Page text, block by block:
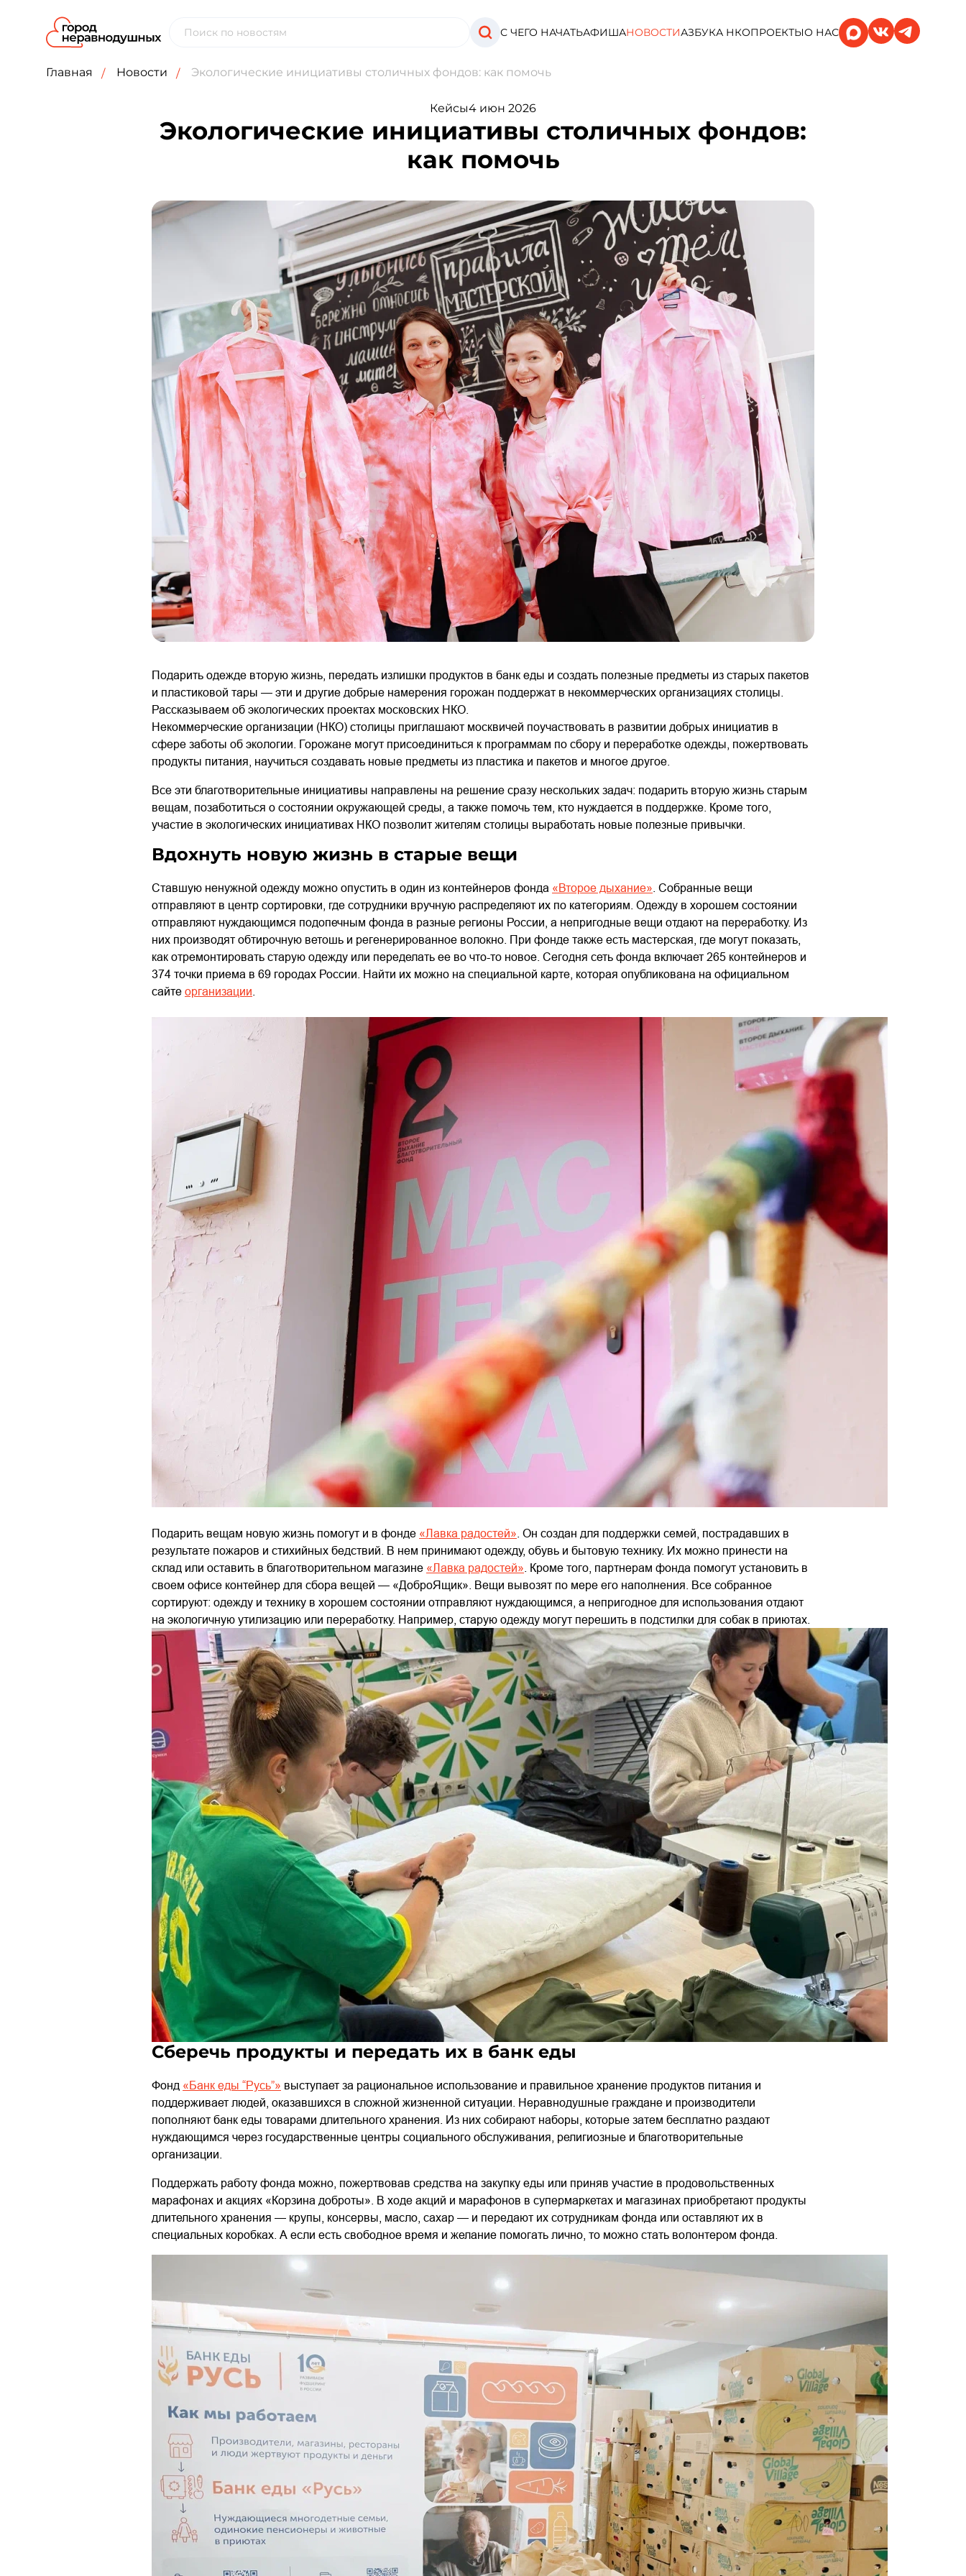
С ЧЕГО НАЧАТЬАФИШАНОВОСТИАЗБУКА НКОПРОЕКТЫО НАС
Главная Новости Экологические инициативы столичных фондов: как помочь
Кейсы4 июн 2026
Экологические инициативы столичных фондов:
как помочь
Подарить одежде вторую жизнь, передать излишки продуктов в банк еды и создать полезные предметы из старых пакетов
и пластиковой тары — эти и другие добрые намерения горожан поддержат в некоммерческих организациях столицы.
Рассказываем об экологических проектах московских НКО.
Некоммерческие организации (НКО) столицы приглашают москвичей поучаствовать в развитии добрых инициатив в
сфере заботы об экологии. Горожане могут присоединиться к программам по сбору и переработке одежды, пожертвовать
продукты питания, научиться создавать новые предметы из пластика и пакетов и многое другое.
Все эти благотворительные инициативы направлены на решение сразу нескольких задач: подарить вторую жизнь старым
вещам, позаботиться о состоянии окружающей среды, а также помочь тем, кто нуждается в поддержке. Кроме того,
участие в экологических инициативах НКО позволит жителям столицы выработать новые полезные привычки.
Вдохнуть новую жизнь в старые вещи
Ставшую ненужной одежду можно опустить в один из контейнеров фонда «Второе дыхание» . Собранные вещи
отправляют в центр сортировки, где сотрудники вручную распределяют их по категориям. Одежду в хорошем состоянии
отправляют нуждающимся подопечным фонда в разные регионы России, а непригодные вещи отдают на переработку. Из
них производят обтирочную ветошь и регенерированное волокно. При фонде также есть мастерская, где могут показать,
как отремонтировать старую одежду или переделать ее во что-то новое. Сегодня сеть фонда включает 265 контейнеров и
374 точки приема в 69 городах России. Найти их можно на специальной карте, которая опубликована на официальном
сайте организации
Подарить вещам новую жизнь помогут и в фонде «Лавка радостей» . Он создан для поддержки семей, пострадавших в
результате пожаров и стихийных бедствий. В нем принимают одежду, обувь и бытовую технику. Их можно принести на
склад или оставить в благотворительном магазине «Лавка радостей» . Кроме того, партнерам фонда помогут установить в
своем офисе контейнер для сбора вещей — «ДоброЯщик». Вещи вывозят по мере его наполнения. Все собранное
сортируют: одежду и технику в хорошем состоянии отправляют нуждающимся, а непригодное для использования отдают
на экологичную утилизацию или переработку. Например, старую одежду могут перешить в подстилки для собак в приютах.
Сберечь продукты и передать их в банк еды
Фонд «Банк еды “Русь”» выступает за рациональное использование и правильное хранение продуктов питания и
поддерживает людей, оказавшихся в сложной жизненной ситуации. Неравнодушные граждане и производители
пополняют банк еды товарами длительного хранения. Из них собирают наборы, которые затем бесплатно раздают
нуждающимся через государственные центры социального обслуживания, религиозные и благотворительные
организации.
Поддержать работу фонда можно, пожертвовав средства на закупку еды или приняв участие в продовольственных
марафонах и акциях «Корзина доброты». В ходе акций и марафонов в супермаркетах и магазинах приобретают продукты
длительного хранения — крупы, консервы, масло, сахар — и передают их сотрудникам фонда или оставляют их в
специальных коробках. А если есть свободное время и желание помогать лично, то можно стать волонтером фонда.